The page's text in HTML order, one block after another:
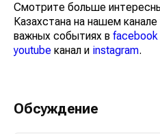
Смотрите больше
Казахстана на нашем
важных событиях вfacebook
youtube канал иinstagram
Обсуждение